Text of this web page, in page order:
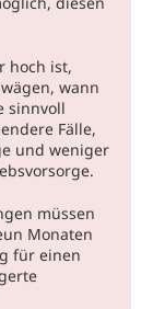
hoch ist,
wann
sinnvoll
Fälle,
und weniger
müssen
Monaten
für einen